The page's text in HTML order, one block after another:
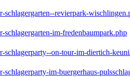
schlagergarten--revierpark-
schlagergarten-im-fredenbaumpark.php
schlagerparty--on-tour-im-diertich-
schlagerparty-im-buergerhaus-